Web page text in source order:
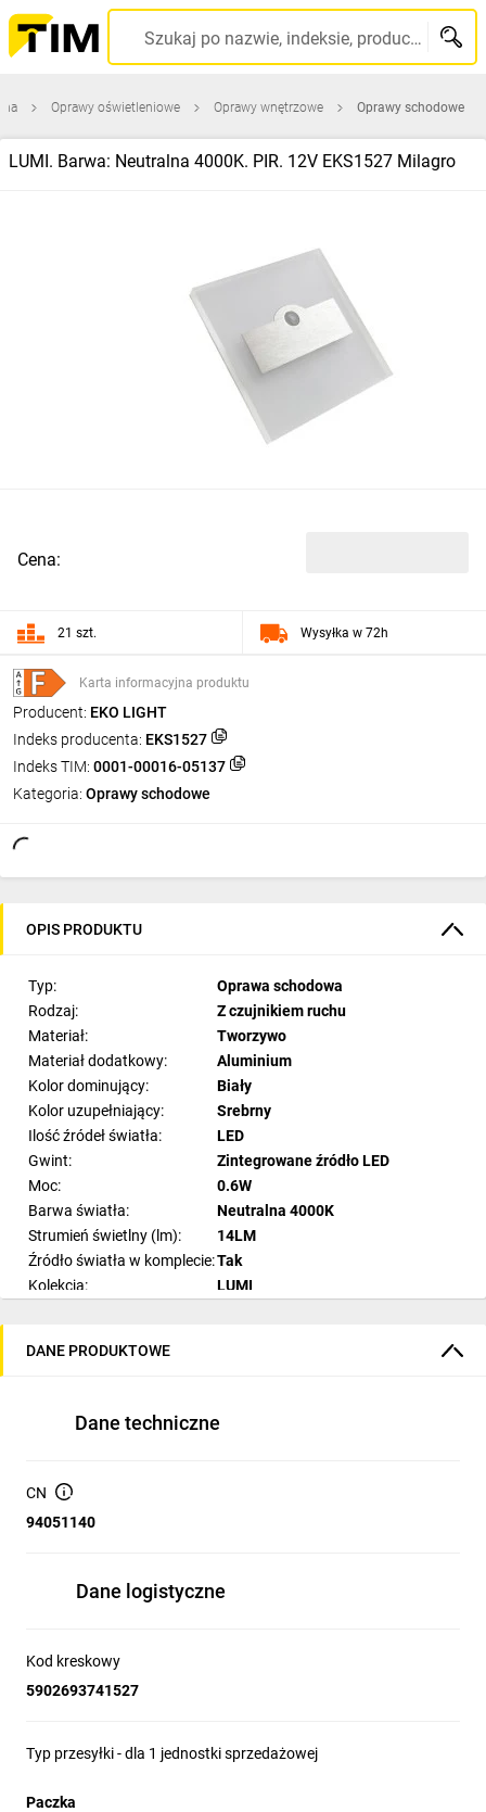
Szukaj po nazwie, indeksie, producencie, kodzie kreskowym...
Oprawy oświetleniowe Oprawy wnętrzowe Oprawy schodowe
LUMI. Barwa: Neutralna 4000K. PIR. 12V EKS1527 Milagro
Karta informacyjna produktu
Producent: EKO LIGHT
Indeks producenta: EKS1527
Indeks TIM: 0001-00016-05137
Kategoria: Oprawy schodowe
Cena:
21 szt. Wysyłka w 72h
OPIS PRODUKTU
Typ:
Oprawa schodowa
Rodzaj:
Z czujnikiem ruchu
Materiał:
Tworzywo
Materiał dodatkowy:
Aluminium
Kolor dominujący:
Biały
Kolor uzupełniający:
Srebrny
Ilość źródeł światła:
LED
Gwint:
Zintegrowane źródło LED
Moc:
0.6W
Barwa światła:
Neutralna 4000K
Strumień świetlny (lm):
14LM
Źródło światła w komplecie:Tak
Kolekcja:
LUMI
Głębokość (cm):
Czujnik ruchu:
Tak
DANE PRODUKTOWE
Dane techniczne
CN
94051140
Dane logistyczne
Kod kreskowy
5902693741527
Typ przesyłki - dla 1 jednostki sprzedażowej
Paczka